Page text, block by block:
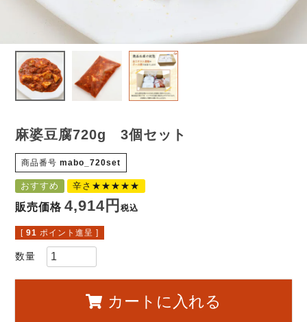
麻婆豆腐720g 3個セット
商品番号 mabo_720set
おすすめ 辛さ★★★★★
販売価格 4,914 税込
[ 91 ポイント進呈 ]
カートに入れる